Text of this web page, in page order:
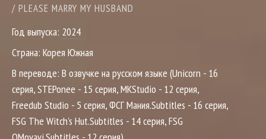
/ PLEASE MARRY MY HUSBAND
Год выпуска: 2024
Страна: Корея Южная
В переводе: В озвучке на русском языке (Unicorn - 16
серия, STEPonee - 15 серия, MKStudio - 12 серия,
Freedub Studio - 5 серия, ФСГ Мания.Subtitles - 16 серия,
FSG The Witch's Hut.Subtitles - 14 серия, FSG